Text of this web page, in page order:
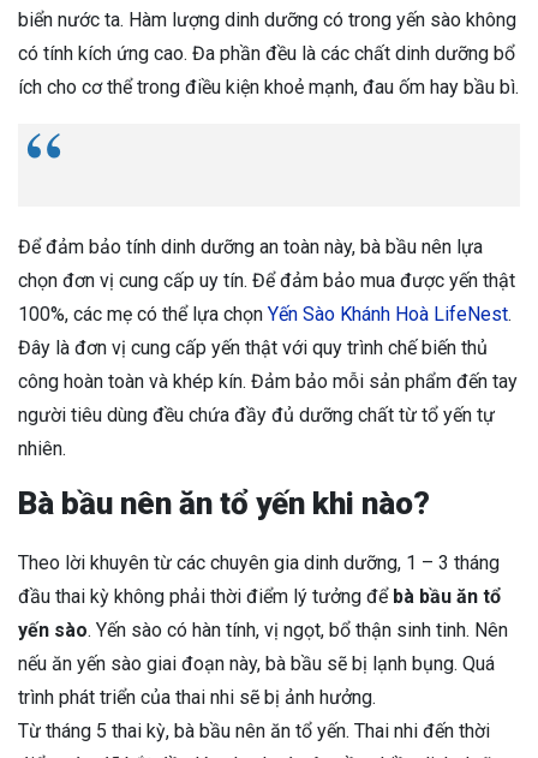
biển nước ta. Hàm lượng dinh dưỡng có trong yến sào không
có tính kích ứng cao. Đa phần đều là các chất dinh dưỡng bổ
ích cho cơ thể trong điều kiện khoẻ mạnh, đau ốm hay bầu bì.
Để đảm bảo tính dinh dưỡng an toàn này, bà bầu nên lựa
chọn đơn vị cung cấp uy tín. Để đảm bảo mua được yến thật
100%, các mẹ có thể lựa chọn Yến Sào Khánh Hoà LifeNest.
Đây là đơn vị cung cấp yến thật với quy trình chế biến thủ
công hoàn toàn và khép kín. Đảm bảo mỗi sản phẩm đến tay
người tiêu dùng đều chứa đầy đủ dưỡng chất từ tổ yến tự
nhiên.
Bà bầu nên ăn tổ yến khi nào?
Theo lời khuyên từ các chuyên gia dinh dưỡng, 1 – 3 tháng
đầu thai kỳ không phải thời điểm lý tưởng để bà bầu ăn tổ
yến sào. Yến sào có hàn tính, vị ngọt, bổ thận sinh tinh. Nên
nếu ăn yến sào giai đoạn này, bà bầu sẽ bị lạnh bụng. Quá
trình phát triển của thai nhi sẽ bị ảnh hưởng.
Từ tháng 5 thai kỳ, bà bầu nên ăn tổ yến. Thai nhi đến thời